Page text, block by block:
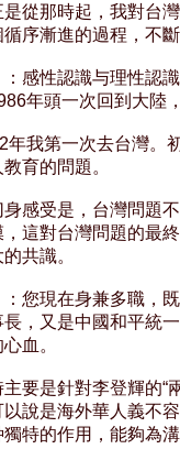
從那時起，我對台
循序漸進的過程，不
：感性認識与理性認
年頭一次回到大陸
年我第一次去台灣。
育的問題。
感受是，台灣問題
這對台灣問題的最
共識。
：您現在身兼多職，
，又是中國和平統
血。
要是針對李登輝的“
以說是海外華人義不
特的作用，能夠為